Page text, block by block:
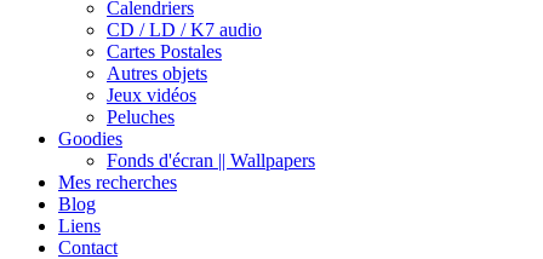
Calendriers
CD / LD / K7 audio
Cartes Postales
Autres objets
Jeux vidéos
Peluches
Goodies
Fonds d'écran || Wallpapers
Mes recherches
Blog
Liens
Contact